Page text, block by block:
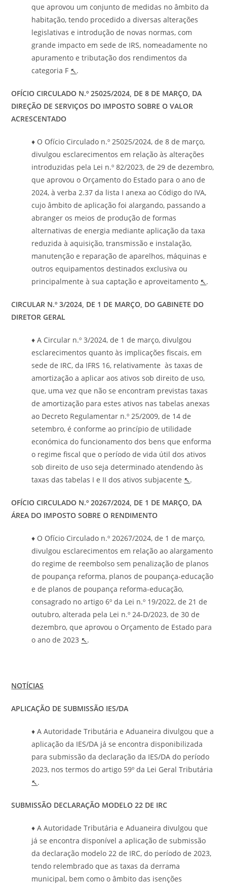
que aprovou um conjunto de medidas no âmbito da
habitação, tendo procedido a diversas alterações
legislativas e introdução de novas normas, com
grande impacto em sede de IRS, nomeadamente no
apuramento e tributação dos rendimentos da
categoria F ↖.
OFÍCIO CIRCULADO N.º 25025/2024, DE 8 DE MARÇO, DA
DIREÇÃO DE SERVIÇOS DO IMPOSTO SOBRE O VALOR
ACRESCENTADO
♦ O Ofício Circulado n.º 25025/2024, de 8 de março,
divulgou esclarecimentos em relação às alterações
introduzidas pela Lei n.º 82/2023, de 29 de dezembro,
que aprovou o Orçamento do Estado para o ano de
2024, à verba 2.37 da lista I anexa ao Código do IVA,
cujo âmbito de aplicação foi alargando, passando a
abranger os meios de produção de formas
alternativas de energia mediante aplicação da taxa
reduzida à aquisição, transmissão e instalação,
manutenção e reparação de aparelhos, máquinas e
outros equipamentos destinados exclusiva ou
principalmente à sua captação e aproveitamento ↖.
CIRCULAR N.º 3/2024, DE 1 DE MARÇO, DO GABINETE DO
DIRETOR GERAL
♦ A Circular n.º 3/2024, de 1 de março, divulgou
esclarecimentos quanto às implicações fiscais, em
sede de IRC, da IFRS 16, relativamente às taxas de
amortização a aplicar aos ativos sob direito de uso,
que, uma vez que não se encontram previstas taxas
de amortização para estes ativos nas tabelas anexas
ao Decreto Regulamentar n.º 25/2009, de 14 de
setembro, é conforme ao princípio de utilidade
económica do funcionamento dos bens que enforma
o regime fiscal que o período de vida útil dos ativos
sob direito de uso seja determinado atendendo às
taxas das tabelas I e II dos ativos subjacente ↖.
OFÍCIO CIRCULADO N.º 20267/2024, DE 1 DE MARÇO, DA
ÁREA DO IMPOSTO SOBRE O RENDIMENTO
♦ O Ofício Circulado n.º 20267/2024, de 1 de março,
divulgou esclarecimentos em relação ao alargamento
do regime de reembolso sem penalização de planos
de poupança reforma, planos de poupança-educação
e de planos de poupança reforma-educação,
consagrado no artigo 6º da Lei n.º 19/2022, de 21 de
outubro, alterada pela Lei n.º 24-D/2023, de 30 de
dezembro, que aprovou o Orçamento de Estado para
o ano de 2023 ↖.
NOTÍCIAS
APLICAÇÃO DE SUBMISSÃO IES/DA
♦ A Autoridade Tributária e Aduaneira divulgou que a
aplicação da IES/DA já se encontra disponibilizada
para submissão da declaração da IES/DA do período
2023, nos termos do artigo 59º da Lei Geral Tributária
↖.
SUBMISSÃO DECLARAÇÃO MODELO 22 DE IRC
♦ A Autoridade Tributária e Aduaneira divulgou que
já se encontra disponível a aplicação de submissão
da declaração modelo 22 de IRC, do período de 2023,
tendo relembrado que as taxas da derrama
municipal, bem como o âmbito das isenções